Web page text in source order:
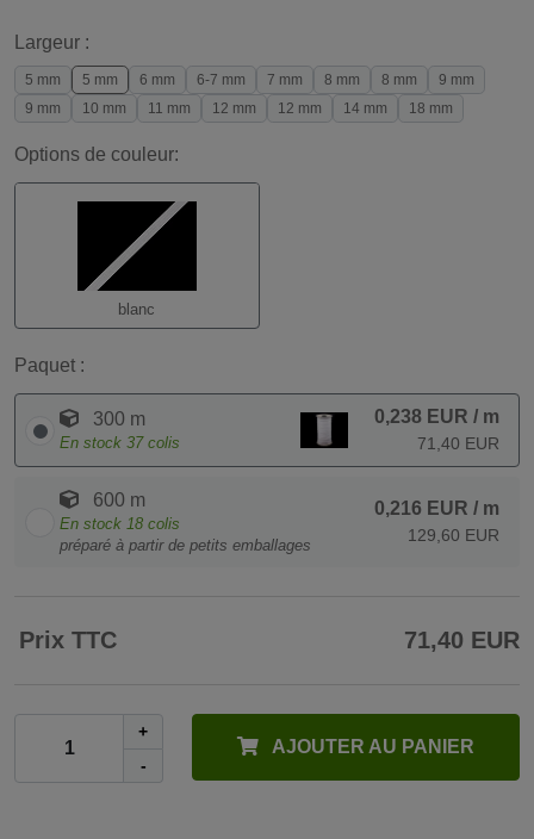
Largeur :
5 mm 5 mm 6 mm 6-7 mm 7 mm 8 mm 8 mm
9 mm
9 mm
10 mm 11 mm 12 mm 12 mm 14 mm 18 mm
Options de couleur:
blanc
Paquet :
300 m
En stock 37 colis
0,238 EUR / m
71,40 EUR
600 m
En stock 18 colis
préparé à partir de petits emballages
0,216 EUR / m
129,60 EUR
Prix TTC 71,40 EUR
+
-
AJOUTER AU PANIER